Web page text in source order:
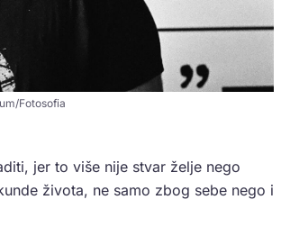
Fotosofia
jer to više nije stvar želje nego
života, ne samo zbog sebe nego i